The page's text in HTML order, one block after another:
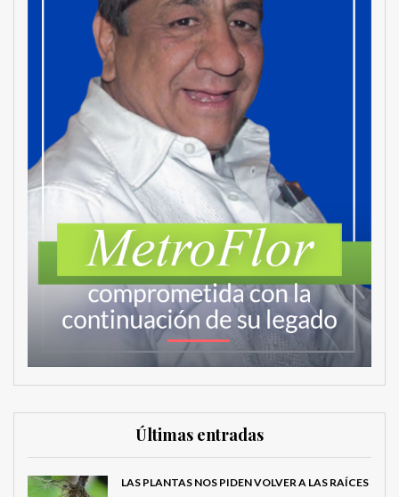
Últimas entradas
LAS PLANTAS NOS PIDEN VOLVER A LAS RAÍCES